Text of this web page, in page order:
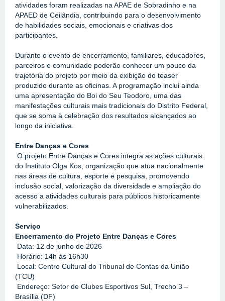
atividades foram realizadas na APAE de Sobradinho e na
APAED de Ceilândia, contribuindo para o desenvolvimento
de habilidades sociais, emocionais e criativas dos
participantes.
Durante o evento de encerramento, familiares, educadores,
parceiros e comunidade poderão conhecer um pouco da
trajetória do projeto por meio da exibição do teaser
produzido durante as oficinas. A programação inclui ainda
uma apresentação do Boi do Seu Teodoro, uma das
manifestações culturais mais tradicionais do Distrito Federal,
que se soma à celebração dos resultados alcançados ao
longo da iniciativa.
Entre Danças e Cores
do Instituto Olga Kos, organização que atua nacionalmente
nas áreas de cultura, esporte e pesquisa, promovendo
inclusão social, valorização da diversidade e ampliação do
acesso a atividades culturais para públicos historicamente
vulnerabilizados.
Serviço
Encerramento do Projeto Entre Danças e Cores
Data: 12 de junho de 2026
Horário: 14h às 16h30
(TCU)
Brasília (DF)